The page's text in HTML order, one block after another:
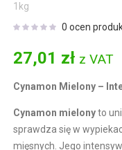
1kg
0 ocen
27,01 zł z VAT
Cynamon Mielony –
Cynamon mielonyto
sprawdza się w
mięsnych. Jego